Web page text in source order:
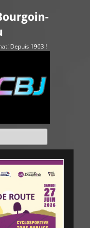
Depuis 1963 !